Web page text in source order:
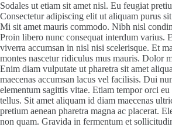
Sodales ut etiam sit amet nisl. Eu feugiat
Consectetur adipiscing elit ut aliquam purus
Mi sit amet mauris commodo. Nibh nisl
Proin libero nunc consequat interdum varius.
viverra accumsan in nisl nisi scelerisque. Et
montes nascetur ridiculus mus mauris. Dolor
Enim diam vulputate ut pharetra sit amet
maecenas accumsan lacus vel facilisis. Dui
elementum sagittis vitae. Etiam tempor orci
tellus. Sit amet aliquam id diam maecenas
pretium aenean pharetra magna ac placerat.
non quam. Gravida in fermentum et